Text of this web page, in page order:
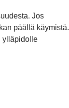
Jos
päällä käymistä.
ylläpidolle